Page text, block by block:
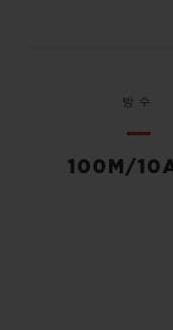
방수
100M/